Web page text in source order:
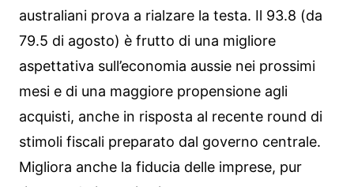
australiani prova a rialzare la testa. Il 93.8 (da
79.5 di agosto) è frutto di una migliore
aspettativa sull’economia aussie nei prossimi
mesi e di una maggiore propensione agli
acquisti, anche in risposta al recente round di
stimoli fiscali preparato dal governo centrale.
Migliora anche la fiducia delle imprese, pur